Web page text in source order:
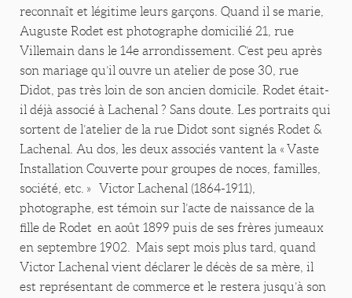
reconnaît et légitime leurs garçons. Quand il se marie,
Auguste Rodet est photographe domicilié 21, rue
Villemain dans le 14e arrondissement. C’est peu après
son mariage qu’il ouvre un atelier de pose 30, rue
Didot, pas très loin de son ancien domicile. Rodet était-
il déjà associé à Lachenal ? Sans doute. Les portraits qui
sortent de l’atelier de la rue Didot sont signés Rodet &
Lachenal. Au dos, les deux associés vantent la « Vaste
Installation Couverte pour groupes de noces, familles,
société, etc. » Victor Lachenal (1864-1911),
photographe, est témoin sur l’acte de naissance de la
fille de Rodet en août 1899 puis de ses frères jumeaux
en septembre 1902. Mais sept mois plus tard, quand
Victor Lachenal vient déclarer le décès de sa mère, il
est représentant de commerce et le restera jusqu’à son